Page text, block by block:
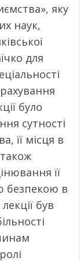
яку
наук,
для
було
сутності
її місця в
її
безпекою в
був